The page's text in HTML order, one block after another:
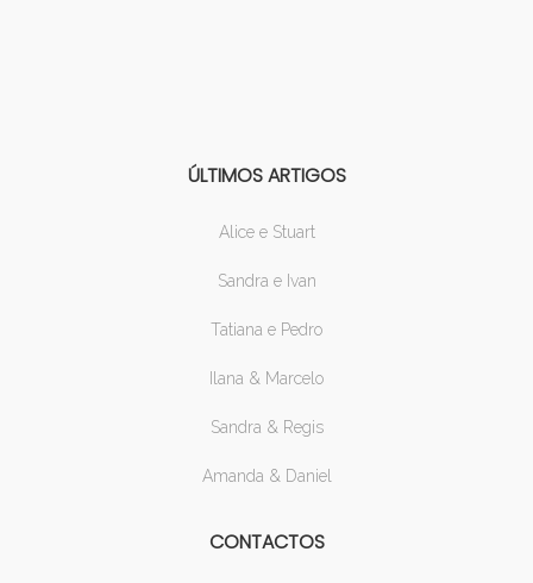
ÚLTIMOS ARTIGOS
Alice e Stuart
Sandra e Ivan
Tatiana e Pedro
Ilana & Marcelo
Sandra & Regis
Amanda & Daniel
CONTACTOS